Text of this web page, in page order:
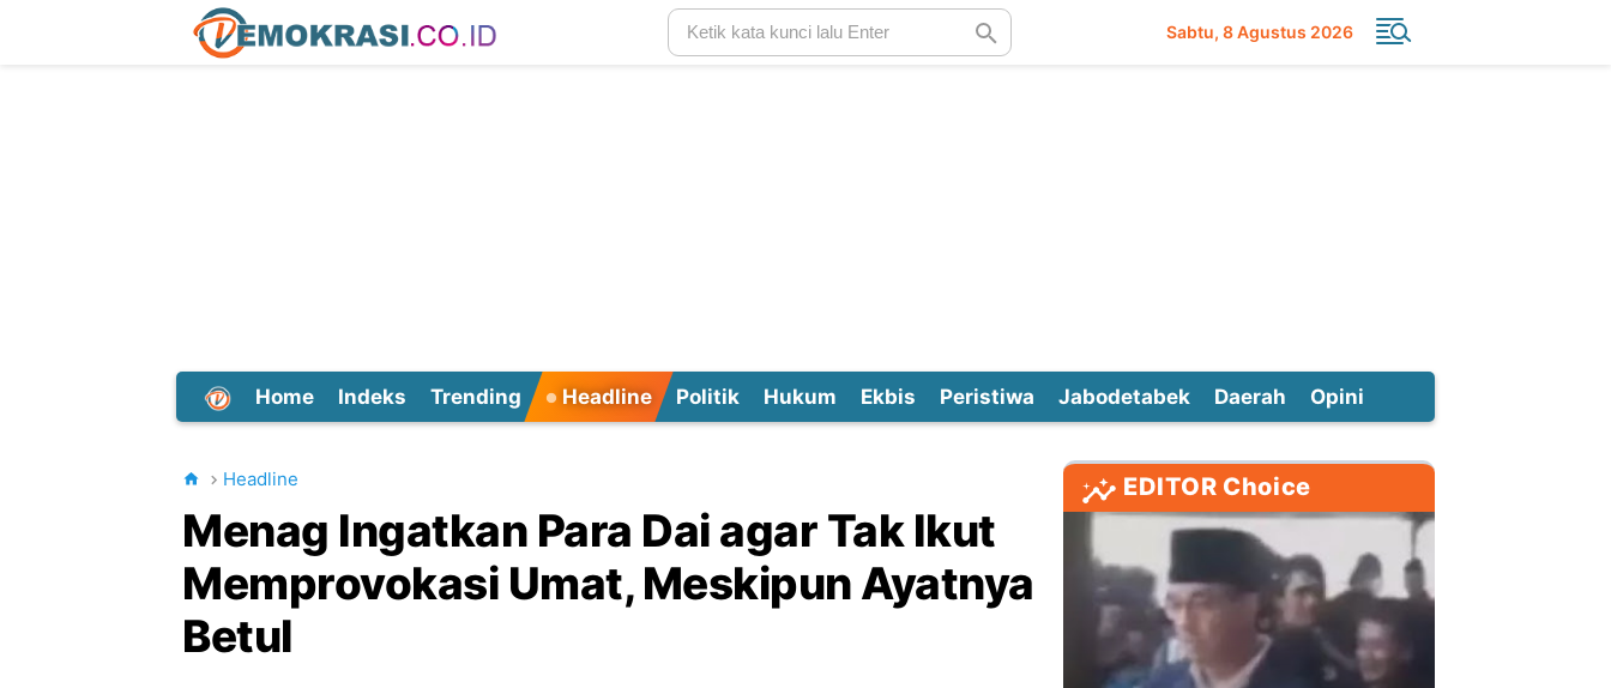
Sabtu 8 Agustus 2026
Home Indeks Trending Headline Politik Hukum Ekbis Peristiwa Jabodetabek Daerah Opini
Headline
Menag Ingatkan Para Dai agar Tak Ikut
Memprovokasi Umat, Meskipun Ayatnya
Betul
EDITOR Choice